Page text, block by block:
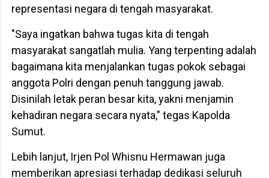
representasi negara di tengah masyarakat.
"Saya ingatkan bahwa tugas kita di tengah
masyarakat sangatlah mulia. Yang terpenting adalah
bagaimana kita menjalankan tugas pokok sebagai
anggota Polri dengan penuh tanggung jawab.
Disinilah letak peran besar kita, yakni menjamin
kehadiran negara secara nyata," tegas Kapolda
Sumut.
Lebih lanjut, Irjen Pol Whisnu Hermawan juga
memberikan apresiasi terhadap dedikasi seluruh